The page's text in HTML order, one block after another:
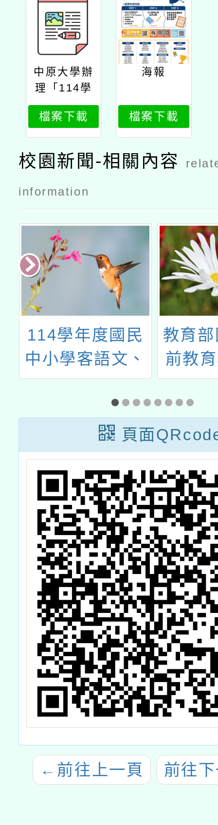
中原大學辦
理「114學
年度第1學
期學士、碩
士學分專班
（隨班附
讀）」招生
公文
檔案下載
海報
檔案下載
校園新聞-相關內容
information
114學年度國民
中小學客語文、
閩南語文教學支
援老師（現職及
退休教師）換證
計畫
教育
前教
年中
養教
計畫
場及
頁面
← 前往上一頁 前往